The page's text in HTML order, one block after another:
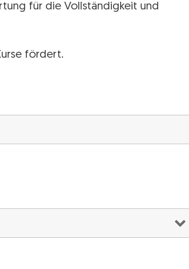
für die Vollständigkeit und
fördert.